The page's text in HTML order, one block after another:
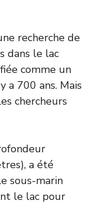
recherche de
dans le lac
comme un
a 700 ans. Mais
chercheurs
a été
sous-marin
le lac pour